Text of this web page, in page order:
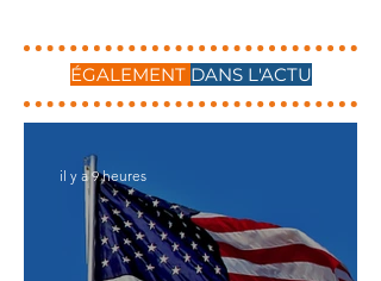
ÉGALEMENT DANS L'ACTU
il y a 9 heures